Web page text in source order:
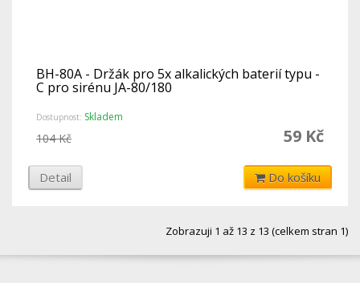
BH-80A - Držák pro 5x alkalických baterií typu -
C pro sirénu JA-80/180
Dostupnost: Skladem
59 Kč
104 Kč
Detail Do košíku
Zobrazuji 1 až 13 z 13 (celkem stran 1)